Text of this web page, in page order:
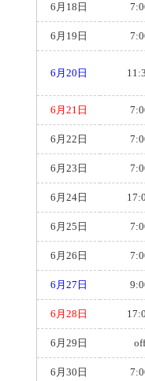
6月18日
6月19日
6月20日
6月21日
6月22日
6月23日
6月24日
6月25日
6月26日
6月27日
6月28日
6月29日 off
6月30日